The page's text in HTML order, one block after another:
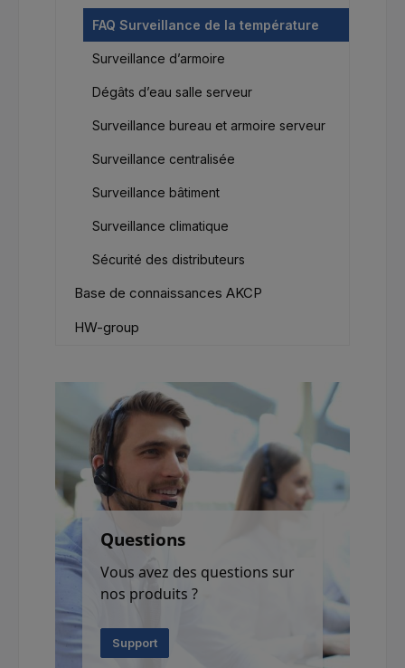
FAQ Surveillance de la température
Surveillance d’armoire
Dégâts d’eau salle serveur
Surveillance bureau et armoire serveur
Surveillance centralisée
Surveillance bâtiment
Surveillance climatique
Sécurité des distributeurs
Base de connaissances AKCP
HW-group
Questions
Vous avez des questions sur
nos produits ?
Support